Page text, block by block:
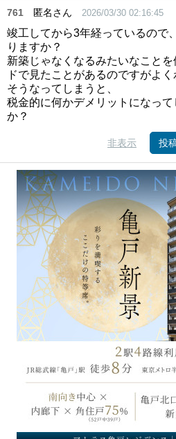
761 匿名さん 2026/03/30 02:16:45
竣工してから3年経っているので
りますか？
新築じゃなくなるみたいなこと
ドで見たことがあるのですがよく
そうなってしまうと、
税金的に何かデメリットになっ
か？
非表示 投